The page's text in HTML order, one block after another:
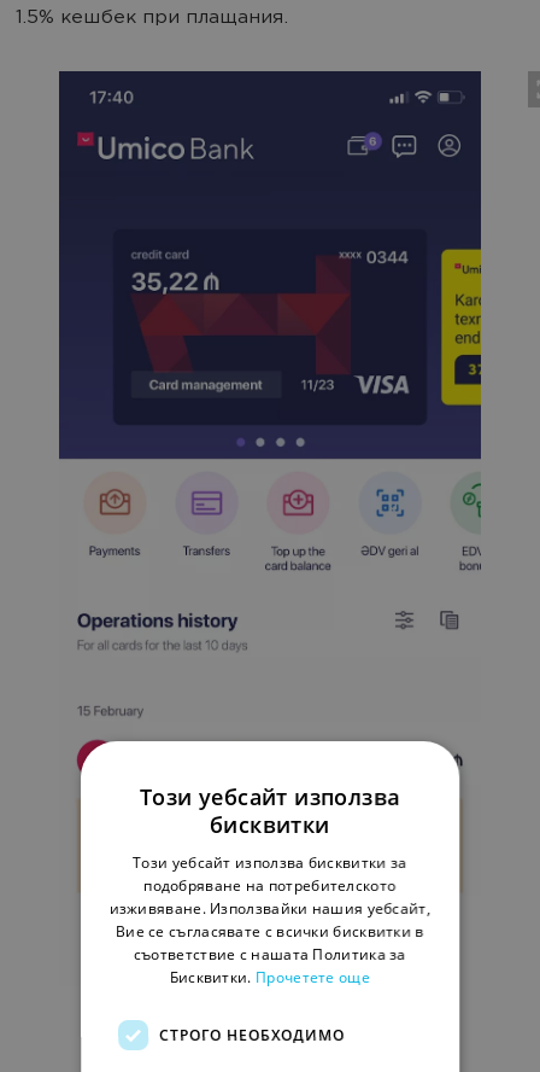
1.5% кешбек при плащания.
Umico Bank
Този уебсайт използва
бисквитки
Този уебсайт използва бисквитки за
подобряване на потребителското
изживяване. Използвайки нашия уебсайт,
Вие се съгласявате с всички бисквитки в
съответствие с нашата Политика за
Бисквитки. Прочетете още
СТРОГО НЕОБХОДИМО